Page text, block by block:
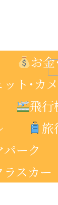
お
ット･カ
飛行
旅
ーク
スカー